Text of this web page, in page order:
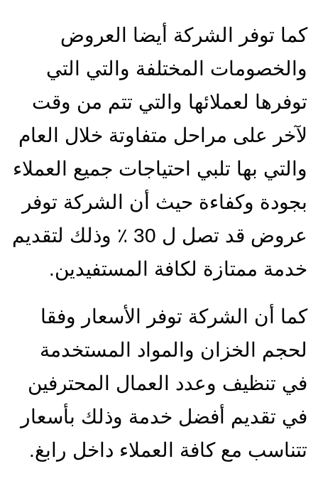
كما توفر الشركة أيضا العروض
والخصومات المختلفة والتي التي
توفرها لعملائها والتي تتم من وقت
لآخر على مراحل متفاوتة خلال العام
والتي بها تلبي احتياجات جميع العملاء
بجودة وكفاءة حيث أن الشركة توفر
عروض قد تصل ل 30 ٪ وذلك لتقديم
خدمة ممتازة لكافة المستفيدين.
كما أن الشركة توفر الأسعار وفقا
لحجم الخزان والمواد المستخدمة
في تنظيف وعدد العمال المحترفين
في تقديم أفضل خدمة وذلك بأسعار
تتناسب مع كافة العملاء داخل رابغ.